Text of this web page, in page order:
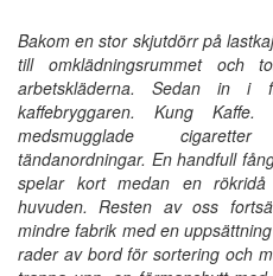
Bakom en stor skjutdörr på
till omklädningsrummet
arbetskläderna. Sedan in i
kaffebryggaren. Kung
medsmugglade
tändanordningar. En handfull
spelar kort medan en
huvuden. Resten av oss
mindre fabrik med en
rader av bord för sortering och